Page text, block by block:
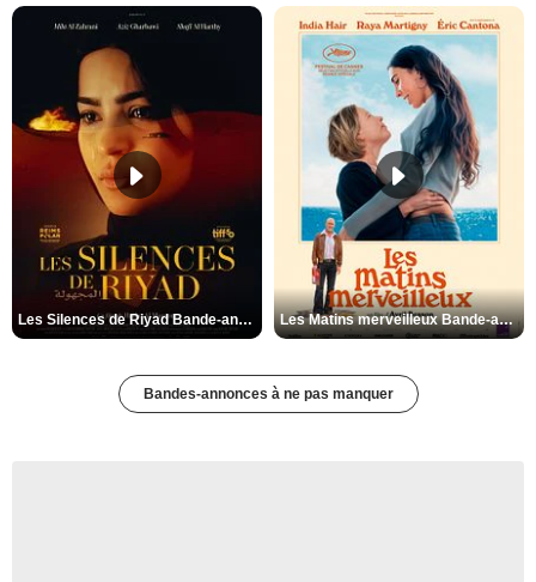
Les Silences de Riyad Bande-annonce VO STFR Les Matins merveilleux Bande-annonce VF
Bandes-annonces à ne pas manquer